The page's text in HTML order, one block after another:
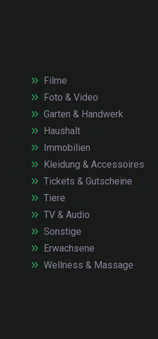
Filme
Foto & Video
Garten & Handwerk
Haushalt
Immobilien
Kleidung & Accessoires
Tickets & Gutscheine
Tiere
TV & Audio
Sonstige
Erwachsene
Wellness & Massage